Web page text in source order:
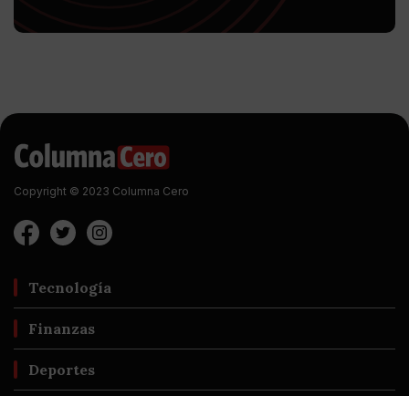
Copyright © 2023 Columna Cero
Tecnología
Finanzas
Deportes